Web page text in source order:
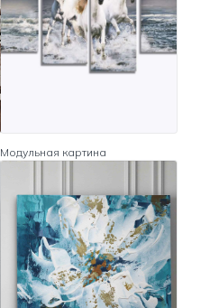
Модульная картина